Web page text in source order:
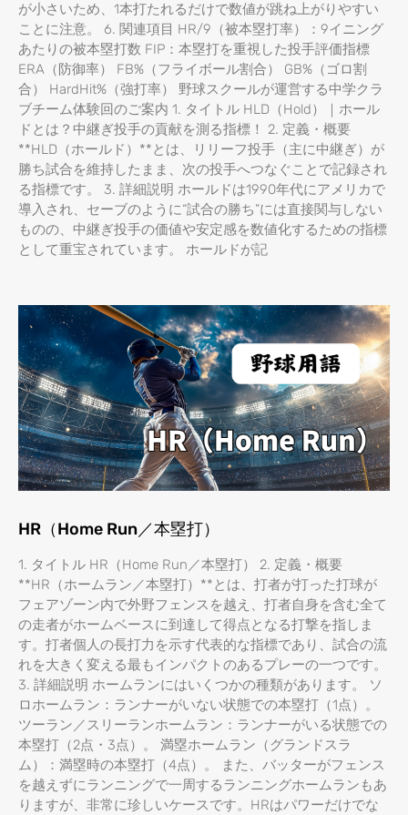
が小さいため、1本打たれるだけで数値が跳ね上がりやすい
ことに注意。 6. 関連項目 HR/9（被本塁打率）：9イニング
あたりの被本塁打数 FIP：本塁打を重視した投手評価指標
ERA（防御率） FB%（フライボール割合） GB%（ゴロ割
合） HardHit%（強打率） 野球スクールが運営する中学クラ
ブチーム体験回のご案内 1. タイトル HLD（Hold）｜ホール
ドとは？中継ぎ投手の貢献を測る指標！ 2. 定義・概要
**HLD（ホールド）**とは、リリーフ投手（主に中継ぎ）が
勝ち試合を維持したまま、次の投手へつなぐことで記録され
る指標です。 3. 詳細説明 ホールドは1990年代にアメリカで
導入され、セーブのように“試合の勝ち”には直接関与しない
ものの、中継ぎ投手の価値や安定感を数値化するための指標
として重宝されています。 ホールドが記
HR（Home Run／本塁打）
1. タイトル HR（Home Run／本塁打） 2. 定義・概要
**HR（ホームラン／本塁打）**とは、打者が打った打球が
フェアゾーン内で外野フェンスを越え、打者自身を含む全て
の走者がホームベースに到達して得点となる打撃を指しま
す。打者個人の長打力を示す代表的な指標であり、試合の流
れを大きく変える最もインパクトのあるプレーの一つです。
3. 詳細説明 ホームランにはいくつかの種類があります。 ソ
ロホームラン：ランナーがいない状態での本塁打（1点）。
ツーラン／スリーランホームラン：ランナーがいる状態での
本塁打（2点・3点）。 満塁ホームラン（グランドスラ
ム）：満塁時の本塁打（4点）。 また、バッターがフェンス
を越えずにランニングで一周するランニングホームランもあ
りますが、非常に珍しいケースです。HRはパワーだけでな